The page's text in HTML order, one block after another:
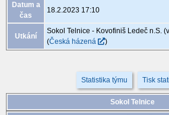
Datum a
čas
18.2.2023 17:10
Utkání
Sokol Telnice - Kovofiniš Ledeč n.S.
(Česká házená )
Statistika týmu Tisk
Sokol Telnice